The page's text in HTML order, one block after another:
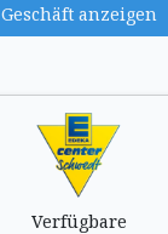
Geschäft anzeigen
Verfügbare